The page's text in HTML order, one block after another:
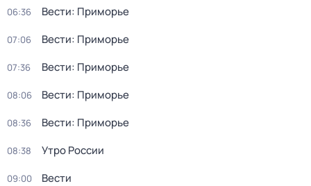
06:36 Вести: Приморье
07:06 Вести: Приморье
07:36 Вести: Приморье
08:06 Вести: Приморье
08:36 Вести: Приморье
08:38 Утро России
09:00 Вести